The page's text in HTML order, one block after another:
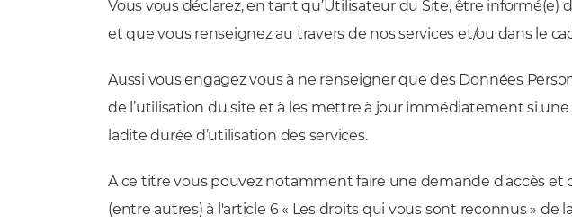
Vous vous déclarez, en tant qu’Utilisateur du Site, être
et que vous renseignez au travers de nos services et/ou dans le
Aussi vous engagez vous à ne renseigner que des Données
de l’utilisation du site et à les mettre à jour immédiatement si
ladite durée d’utilisation des services.
A ce titre vous pouvez notamment faire une demande d'accès et
(entre autres) à l'article 6 « Les droits qui vous sont reconnus »